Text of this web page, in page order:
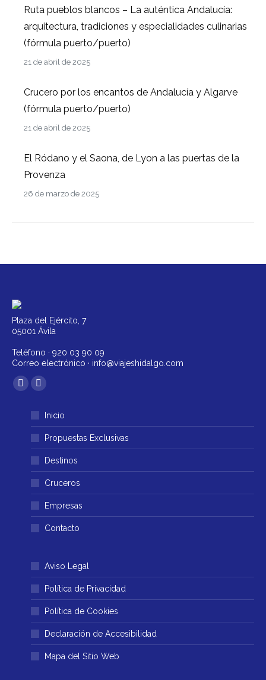
Ruta pueblos blancos – La auténtica Andalucía:
arquitectura, tradiciones y especialidades culinarias
(fórmula puerto/puerto)
21 de abril de 2025
Crucero por los encantos de Andalucía y Algarve
(fórmula puerto/puerto)
21 de abril de 2025
El Ródano y el Saona, de Lyon a las puertas de la
Provenza
26 de marzo de 2025
Plaza del Ejército, 7
05001 Ávila
Teléfono · 920 03 90 09
Correo electrónico · info@viajeshidalgo.com
Encuéntranos en:
Facebook
abre
una
ventana
Instagram
se
abre
en
una
ventana
Inicio
Propuestas Exclusivas
Destinos
Cruceros
Empresas
Contacto
Aviso Legal
Política de Privacidad
Política de Cookies
Declaración de Accesibilidad
Mapa del Sitio Web